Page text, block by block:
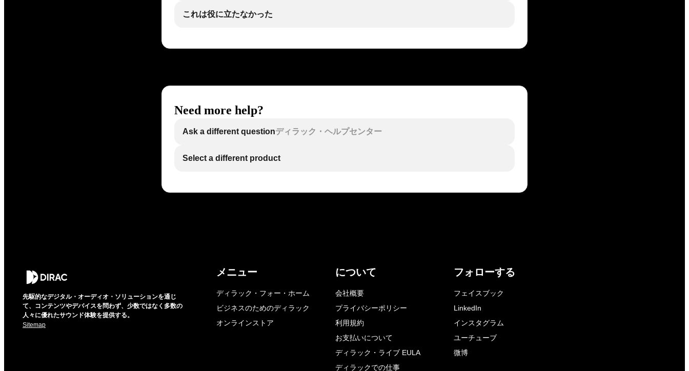
これは役に立たなかった
Need more help?
Ask a different questionディラック・ヘルプセンター
Select a different product
先駆的なデジタル・オーディオ・ソリューションを通じ
て、コンテンツやデバイスを問わず、少数ではなく多数の
人々に優れたサウンド体験を提供する。
Sitemap
メニュー
ディラック・フォー・ホーム
ビジネスのためのディラック
オンラインストア
について
会社概要
プライバシーポリシー
利用規約
お支払いについて
ディラック・ライブ EULA
ディラックでの仕事
フォローする
フェイスブック
LinkedIn
インスタグラム
ユーチューブ
微博